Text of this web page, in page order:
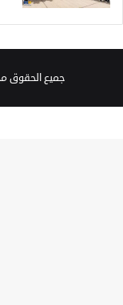
جميع الحقوق